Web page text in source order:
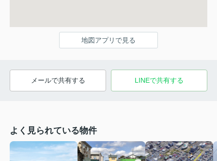
地図アプリで見る
メールで共有する LINEで共有する
よく見られている物件